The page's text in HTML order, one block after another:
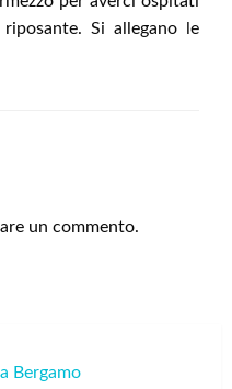
Si allegano le
un commento.
Bergamo